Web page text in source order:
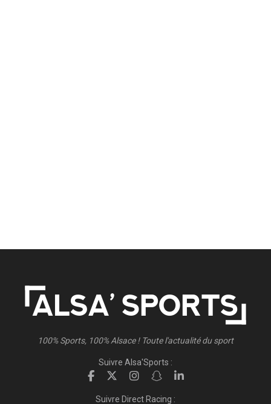
100% Sports, 100% Alsace ! Toute l'actualité du sport
Suivre Alsa'Sports :
Suivre Direct Racing :